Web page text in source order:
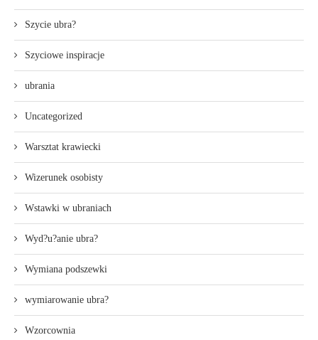
Szycie ubra?
Szyciowe inspiracje
ubrania
Uncategorized
Warsztat krawiecki
Wizerunek osobisty
Wstawki w ubraniach
Wyd?u?anie ubra?
Wymiana podszewki
wymiarowanie ubra?
Wzorcownia